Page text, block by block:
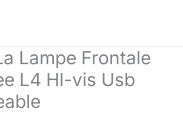
Lampe Frontale
L4 Hl-vis Usb